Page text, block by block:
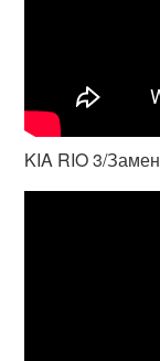
KIA RIO 3/